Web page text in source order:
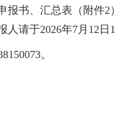
报书、汇总表（附件
请于2026年7月12日
。